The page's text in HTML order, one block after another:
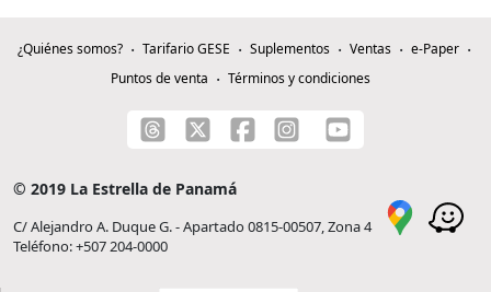
¿Quiénes somos? Tarifario GESE Suplementos Ventas
e-Paper
Puntos de venta
Términos y condiciones
© 2019 La Estrella de Panamá
C/ Alejandro A. Duque G. - Apartado 0815-00507, Zona 4
Teléfono: +507 204-0000